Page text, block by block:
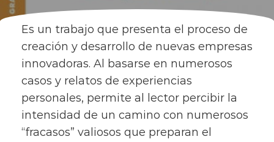
Es un trabajo que presenta el proceso de
creación y desarrollo de nuevas empresas
innovadoras. Al basarse en numerosos
casos y relatos de experiencias
personales, permite al lector percibir la
intensidad de un camino con numerosos
“fracasos” valiosos que preparan el